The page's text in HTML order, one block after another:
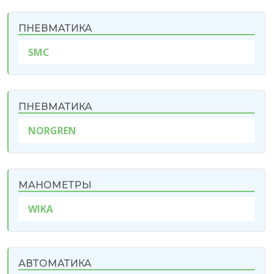
ПНЕВМАТИКА
SMC
ПНЕВМАТИКА
NORGREN
МАНОМЕТРЫ
WIKA
АВТОМАТИКА